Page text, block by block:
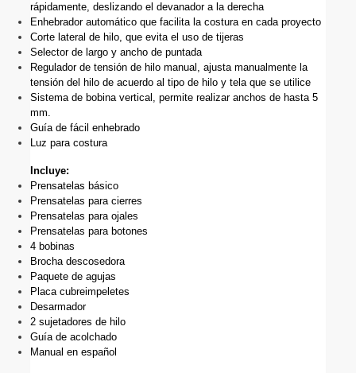
rápidamente, deslizando el devanador a la derecha
Enhebrador automático que facilita la costura en cada proyecto
Corte lateral de hilo, que evita el uso de tijeras
Selector de largo y ancho de puntada
Regulador de tensión de hilo manual, ajusta manualmente la
tensión del hilo de acuerdo al tipo de hilo y tela que se utilice
Sistema de bobina vertical, permite realizar anchos de hasta 5
mm.
Guía de fácil enhebrado
Luz para costura
Incluye:
Prensatelas básico
Prensatelas para cierres
Prensatelas para ojales
Prensatelas para botones
4 bobinas
Brocha descosedora
Paquete de agujas
Placa cubreimpeletes
Desarmador
2 sujetadores de hilo
Guía de acolchado
Manual en español